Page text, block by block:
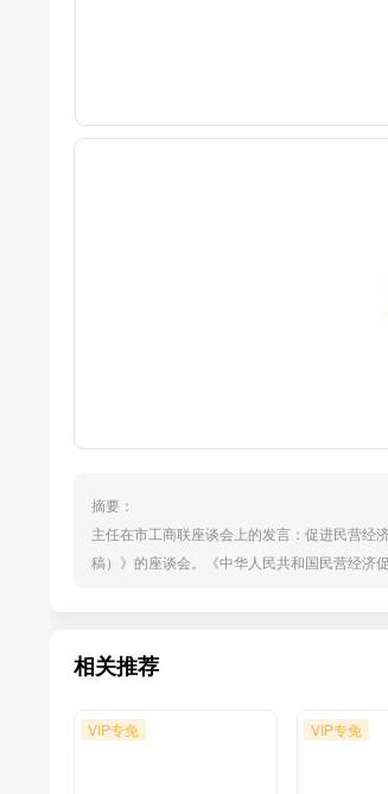
摘要：
主任在市工商联座谈会上的发言：促进民营经
稿）》的座谈会。《中华人民共和国民营经济
相关推荐
VIP专免 VIP专免